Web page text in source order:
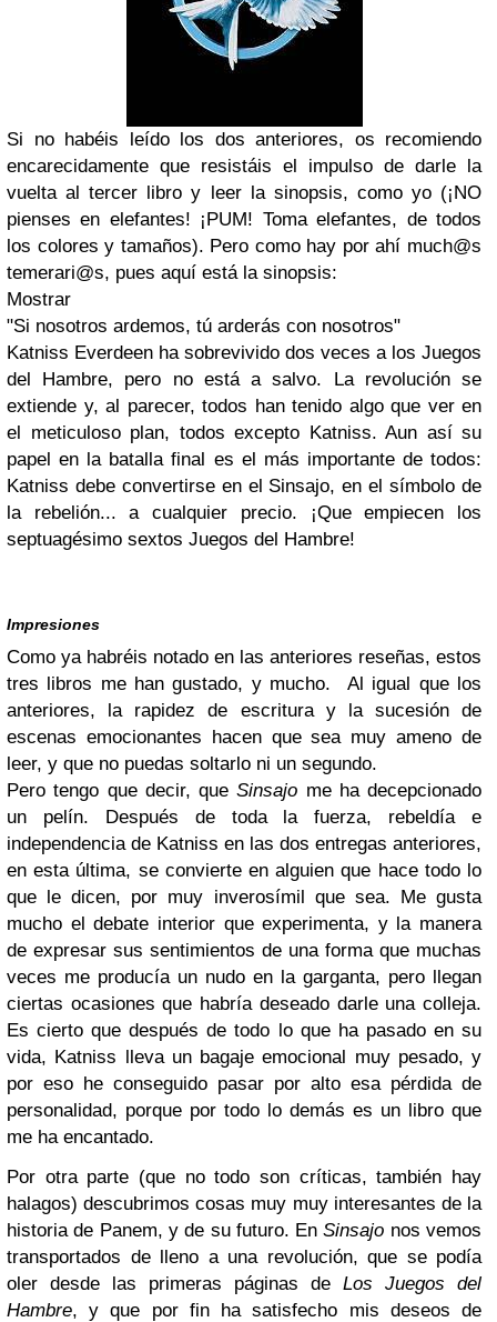
Si no habéis leído los dos anteriores, os recomiendo
encarecidamente que resistáis el impulso de darle la
vuelta al tercer libro y leer la sinopsis, como yo (¡NO
pienses en elefantes! ¡PUM! Toma elefantes, de todos
los colores y tamaños). Pero como hay por ahí much@s
temerari@s, pues aquí está la sinopsis:
Mostrar
"Si nosotros ardemos, tú arderás con nosotros"
Katniss Everdeen ha sobrevivido dos veces a los Juegos
del Hambre, pero no está a salvo. La revolución se
extiende y, al parecer, todos han tenido algo que ver en
el meticuloso plan, todos excepto Katniss. Aun así su
papel en la batalla final es el más importante de todos:
Katniss debe convertirse en el Sinsajo, en el símbolo de
la rebelión... a cualquier precio. ¡Que empiecen los
septuagésimo sextos Juegos del Hambre!
Impresiones
Como ya habréis notado en las anteriores reseñas, estos
tres libros me han gustado, y mucho. Al igual que los
anteriores, la rapidez de escritura y la sucesión de
escenas emocionantes hacen que sea muy ameno de
leer, y que no puedas soltarlo ni un segundo.
Pero tengo que decir, queSinsajo me ha decepcionado
un pelín. Después de toda la fuerza, rebeldía e
independencia de Katniss en las dos entregas anteriores,
en esta última, se convierte en alguien que hace todo lo
que le dicen, por muy inverosímil que sea. Me gusta
mucho el debate interior que experimenta, y la manera
de expresar sus sentimientos de una forma que muchas
veces me producía un nudo en la garganta, pero llegan
ciertas ocasiones que habría deseado darle una colleja.
Es cierto que después de todo lo que ha pasado en su
vida, Katniss lleva un bagaje emocional muy pesado, y
por eso he conseguido pasar por alto esa pérdida de
personalidad, porque por todo lo demás es un libro que
me ha encantado.
Por otra parte (que no todo son críticas, también hay
halagos) descubrimos cosas muy muy interesantes de la
historia de Panem, y de su futuro. EnSinsajo nos vemos
transportados de lleno a una revolución, que se podía
oler desde las primeras páginas de Los Juegos del
Hambre, y que por fin ha satisfecho mis deseos de